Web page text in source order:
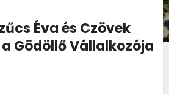
Éva és Czövek
Gödöllő Vállalkozója